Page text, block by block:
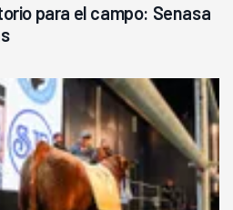
para el campo: Senasa